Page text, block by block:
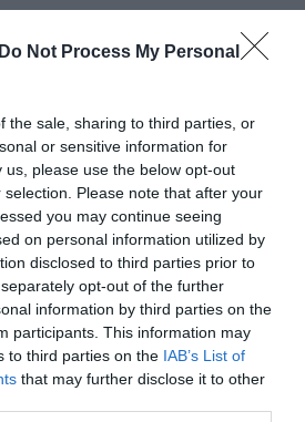
Do Not Process My Personal
the sale, sharing to third parties, or
or sensitive information for
please use the below opt-out
Please note that after your
you may continue seeing
on personal information utilized by
disclosed to third parties prior to
opt-out of the further
information by third parties on the
participants. This information may
to third parties on the IAB’s List of
that may further disclose it to other
Látková rohová sedačka
Lumber Jack s otomanom
PRODUKTU